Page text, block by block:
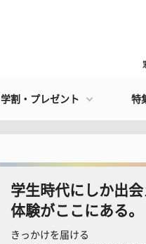
学割・プレゼント 特
学生時代にしか出
体験がここにある。
きっかけを届ける